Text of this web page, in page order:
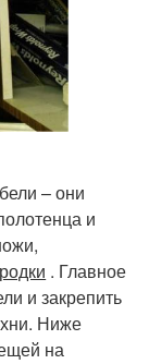
– они
и
. Главное
и закрепить
Ниже
на